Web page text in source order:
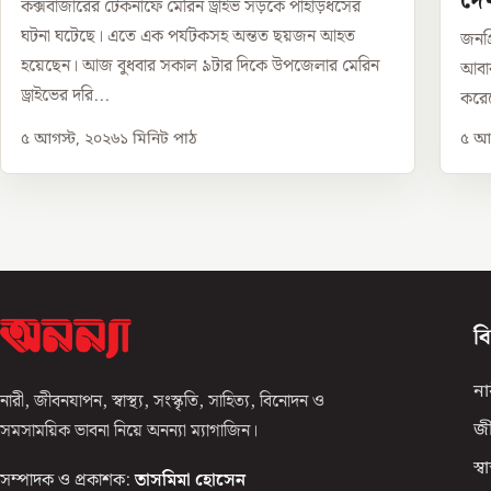
কক্সবাজারের টেকনাফে মেরিন ড্রাইভ সড়কে পাহাড়ধসের
ঘটনা ঘটেছে। এতে এক পর্যটকসহ অন্তত ছয়জন আহত
হয়েছেন। আজ বুধবার সকাল ৯টার দিকে উপজেলার মেরিন
ড্রাইভের দরি...
৫ আগস্ট, ২০২৬১ মিনিট পাঠ ৫
নারী, জীবনযাপন, স্বাস্থ্য, সংস্কৃতি, সাহিত্য, বিনোদন ও
সমসাময়িক ভাবনা নিয়ে অনন্যা ম্যাগাজিন।
সম্পাদক ও প্রকাশক: তাসমিমা হোসেন